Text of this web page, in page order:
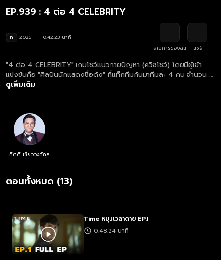
EP.939 : 4 ต่อ 4 CELEBRITY
ท 2025
0:42:23 นาที
รายการของฉัน
แชร์
"4 ต่อ 4 CELEBRITY" เกมโชว์แนวทายปัญหา (ควิซโชว์) โดยมีผู้เข้า
แข่งขันคือ "ศิลปินนักแสดงชื่อดัง" ที่แท็กทีมกันมาทีมละ 4 คน จำนวน 3
ทีม เพื่อแข่งขันตอบคำถามจาก "ผลสำรวจ" ดูย้อนหลังรายการ 4 ต่อ 4
ดูเพิ่มเติม
กิตติ เชี่ยววงศ์กุล
ตอนทั้งหมด (13)
Time หมุนเวลาตาย EP.1
0:48:24 นาที